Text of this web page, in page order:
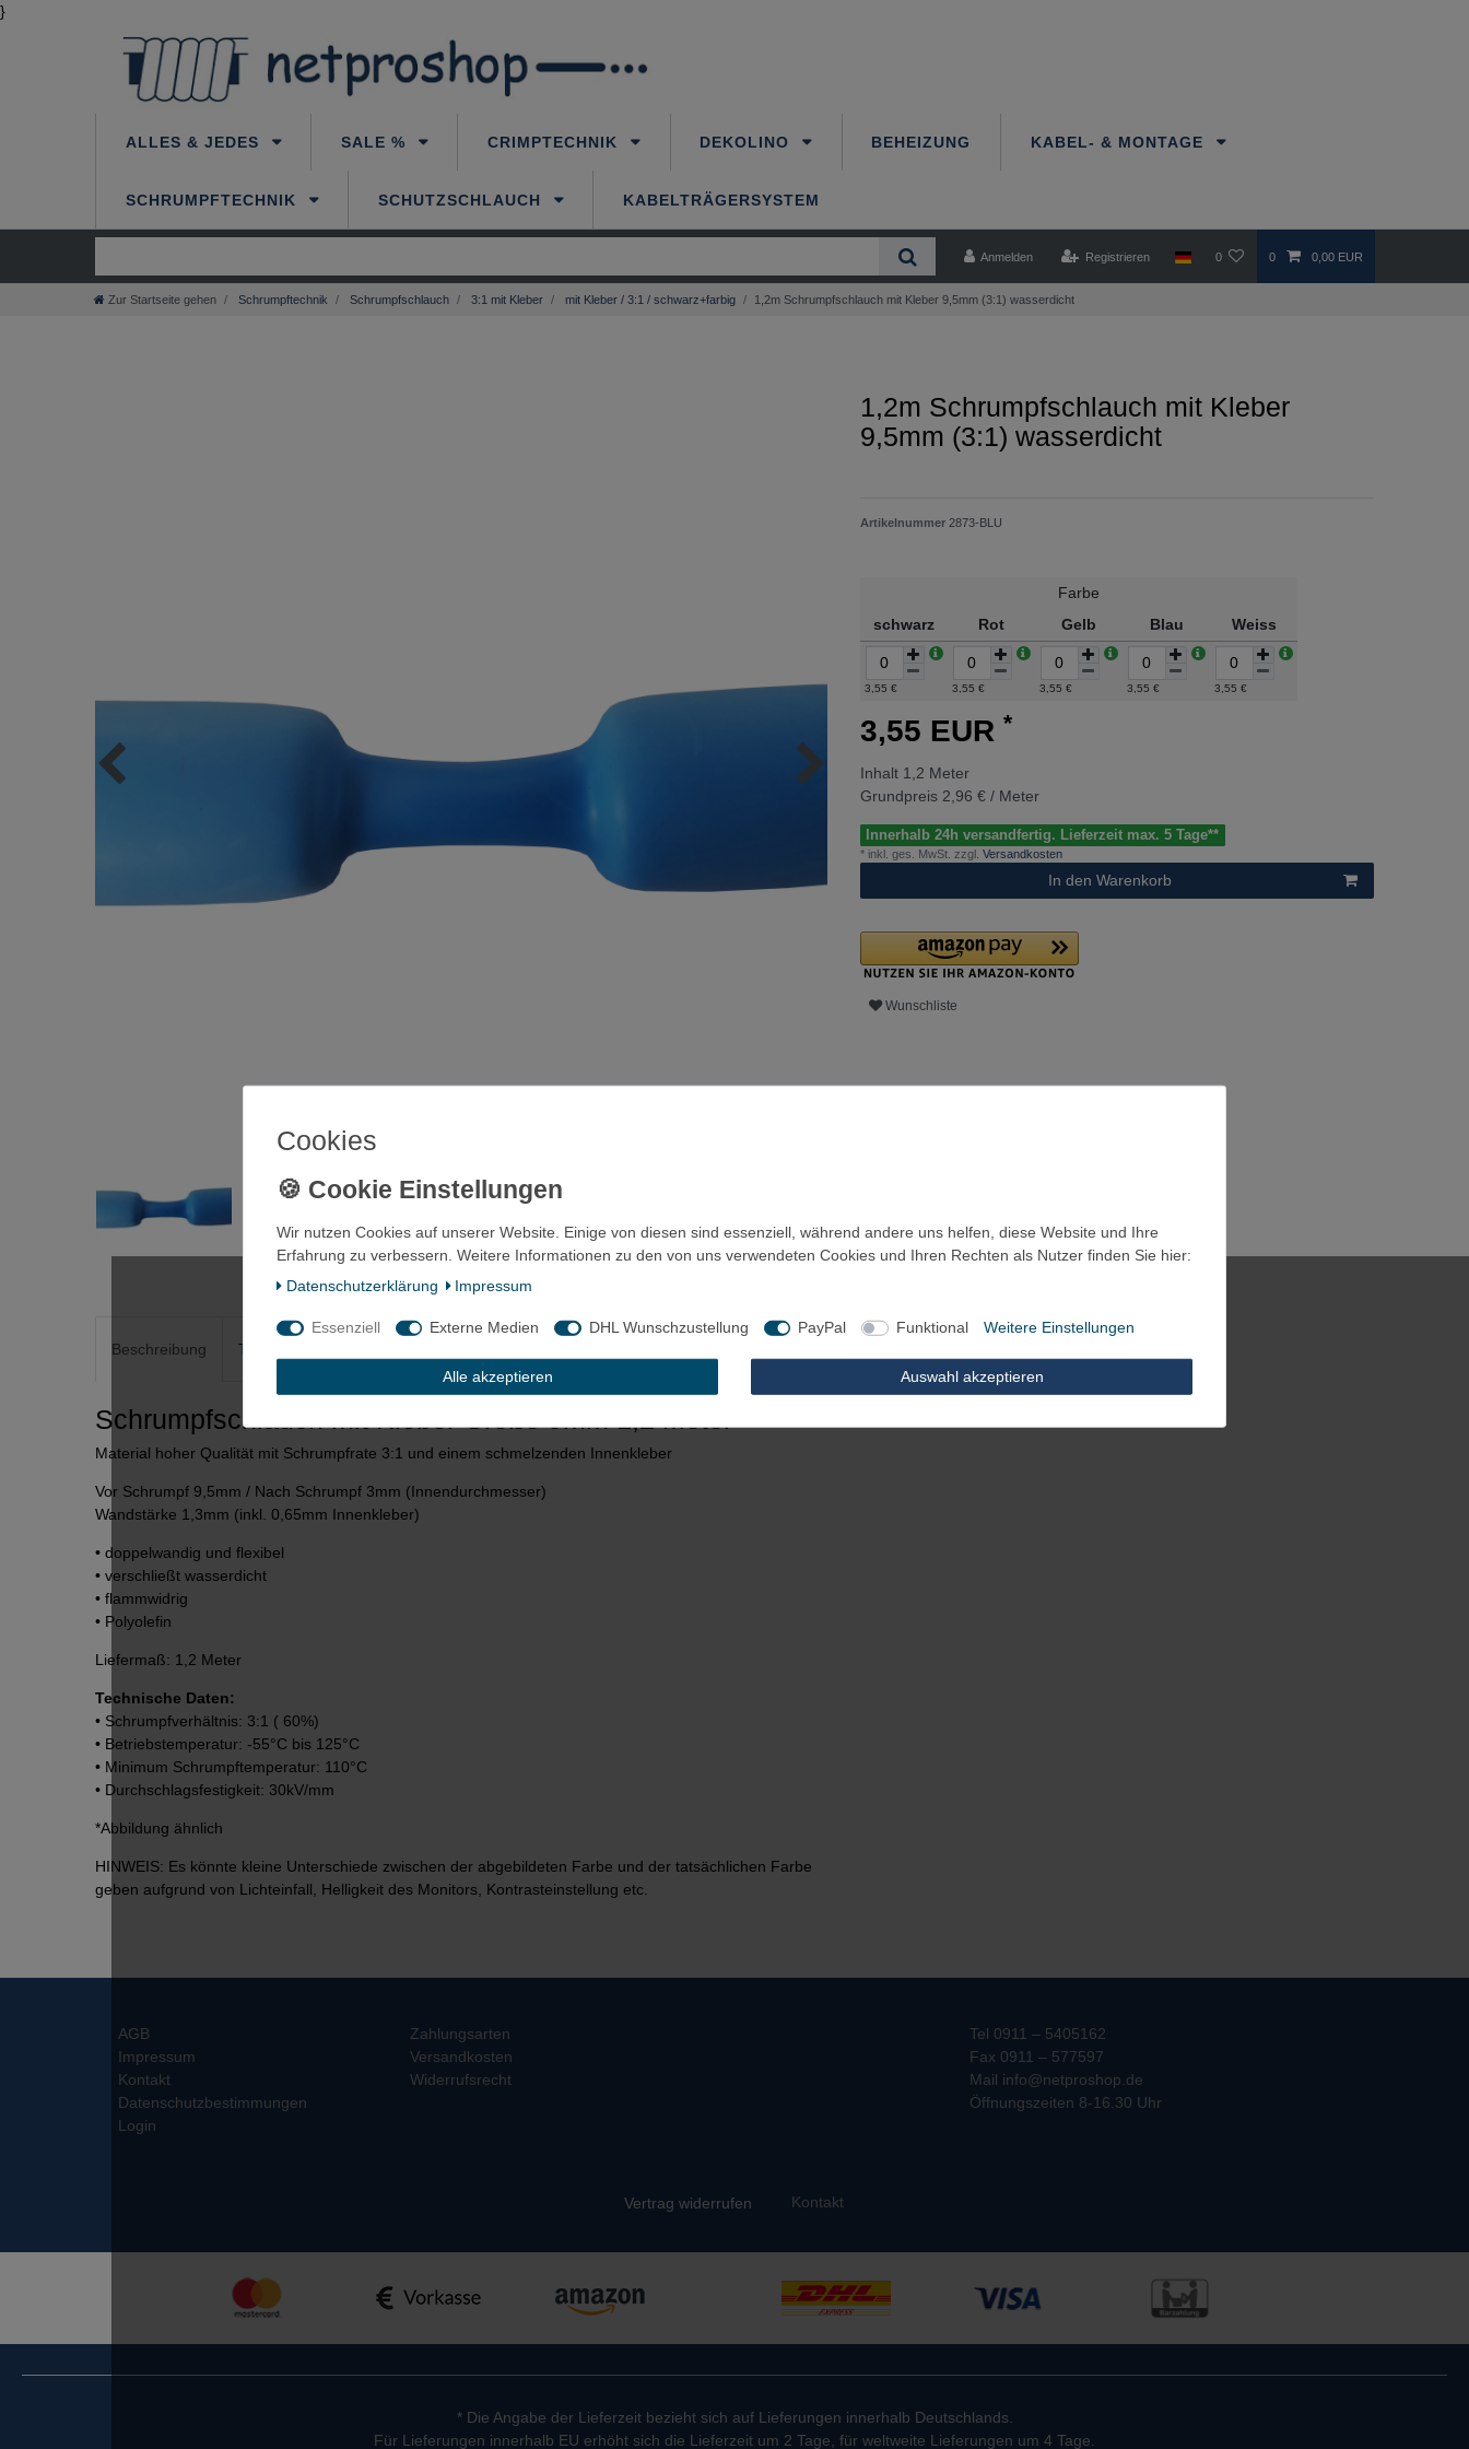
}
ALLES & JEDES SALE % CRIMPTECHNIK DEKOLINO BEHEIZUNG KABEL- & MONTAGE
SCHRUMPFTECHNIK SCHUTZSCHLAUCH KABELTRÄGERSYSTEM
Anmelden Registrieren 0 0 0,00 EUR
Zur Startseite gehen Schrumpftechnik Schrumpfschlauch 3:1 mit Kleber mit Kleber / 3:1 / schwarz+farbig 1,2m Schrumpfschlauch mit Kleber 9,5mm (3:1) wasserdicht
Beschreibung Technische Daten
Schrumpfschlauch mit Kleber Größe 9mm 1,2 Meter
Material hoher Qualität mit Schrumpfrate 3:1 und einem schmelzenden Innenkleber
Vor Schrumpf 9,5mm / Nach Schrumpf 3mm (Innendurchmesser)
Wandstärke 1,3mm (inkl. 0,65mm Innenkleber)
• doppelwandig und flexibel
• verschließt wasserdicht
• flammwidrig
• Polyolefin
Liefermaß: 1,2 Meter
Technische Daten:
• Schrumpfverhältnis: 3:1 ( 60%)
• Betriebstemperatur: -55°C bis 125°C
• Minimum Schrumpftemperatur: 110°C
• Durchschlagsfestigkeit: 30kV/mm
*Abbildung ähnlich
HINWEIS: Es könnte kleine Unterschiede zwischen der abgebildeten Farbe und der tatsächlichen Farbe
geben aufgrund von Lichteinfall, Helligkeit des Monitors, Kontrasteinstellung etc.
1,2m Schrumpfschlauch mit Kleber
9,5mm (3:1) wasserdicht
Artikelnummer 2873-BLU
Farbe
schwarz
Rot Gelb Blau Weiss
3,55 € 3,55 € 3,55 € 3,55 € 3,55 €
3,55 EUR *
Inhalt 1,2 Meter
Grundpreis 2,96 € / Meter
Innerhalb 24h versandfertig. Lieferzeit max. 5 Tage**
* inkl. ges. MwSt. zzgl. Versandkosten
In den Warenkorb
Wunschliste
AGB
Impressum
Kontakt
Datenschutzbestimmungen
Login
Zahlungsarten
Versandkosten
Widerrufsrecht
Tel 0911 – 5405162
Fax 0911 – 577597
Mail info@netproshop.de
Öffnungszeiten 8-16.30 Uhr
Vertrag widerrufen Kontakt
* Die Angabe der Lieferzeit bezieht sich auf Lieferungen innerhalb Deutschlands.
Für Lieferungen innerhalb EU erhöht sich die Lieferzeit um 2 Tage, für weltweite Lieferungen um 4 Tage.
Cookies
Wir nutzen Cookies auf unserer Website. Einige von diesen sind essenziell, während andere uns helfen, diese Website und Ihre
Erfahrung zu verbessern. Weitere Informationen zu den von uns verwendeten Cookies und Ihren Rechten als Nutzer finden Sie hier:
Daten­schutz­erklärung
Impressum
Essenziell Externe Medien DHL Wunschzustellung PayPal Funktional Weitere Einstellungen
Alle akzeptieren Auswahl akzeptieren